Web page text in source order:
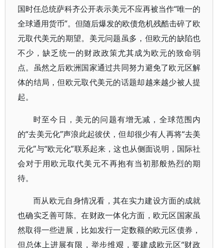
国时任总统萨科齐公开表示美元不应再被当作“唯一的
全球通用货币”。但随后爆发的欧债危机残酷击碎了欧
元取代美元的期望。美元问题虽多，但欧元的缺陷也
不少，缺乏统一的财政政策尤其成为欧元的致命弱
点。虽然之后欧洲国家通过共同努力避免了欧元区解
体的结局，但欧元取代美元的话题却越来越少被人提
起。
时至今日，美元的问题有增无减，全球范围内
的“去美元化”声浪此起彼伏，但却很少有人再将“去美
元化”与“欧元化”联系起来，这也从侧面说明，国际社
会对于用欧元取代美元不再抱有当初那般热烈的期
待。
而从欧元自身情况看，其在实力建设方面的成就
也确实乏善可陈。在财政一体化方面，欧元区国家虽
然取得一些进展，比如发行一定数额的欧元区债券，
但总体上进展有限，举步维艰，要建成欧元区“财政